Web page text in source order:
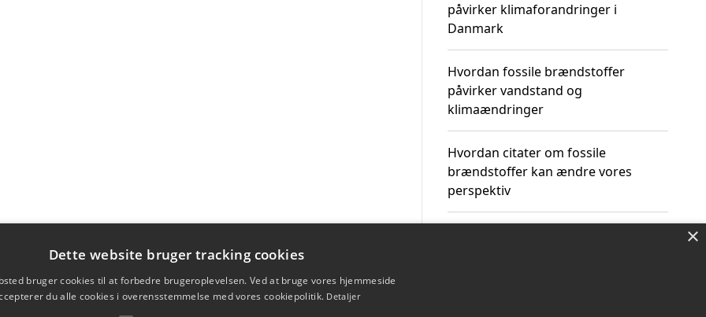
påvirker klimaforandringer i
Danmark
Hvordan fossile brændstoffer
påvirker vandstand og
klimaændringer
Hvordan citater om fossile
brændstoffer kan ændre vores
perspektiv
×
Dette website bruger tracking cookies
bruger cookies til at forbedre brugeroplevelsen. Ved at bruge vores hjemmeside
du alle cookies i overensstemmelse med vores cookiepolitik. Detaljer